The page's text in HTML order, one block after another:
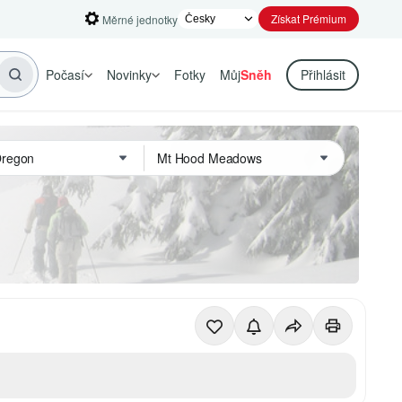
Měrné jednotky Získat Prémium
Počasí Novinky Fotky MůjSněh Přihlásit